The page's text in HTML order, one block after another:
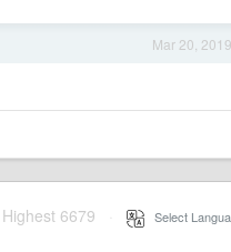
Mar 20, 2019
Highest 6679 Select